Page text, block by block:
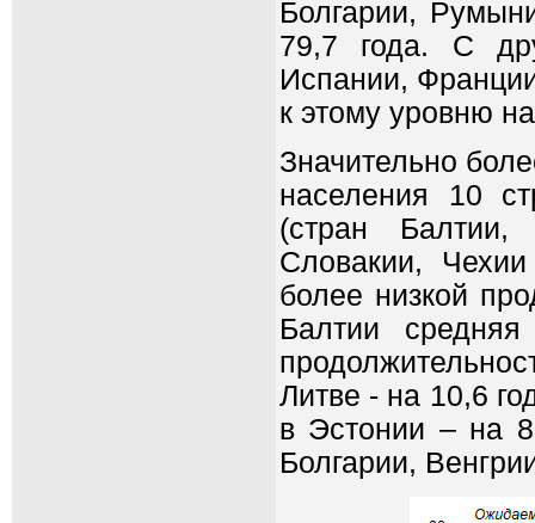
Болгарии,
79,7 года. С
Испании,
к этому уровню
Значительно
населения 10
(стран
Словакии,
более низкой
Балтии
Литве - на 10,6
в Эстонии – на
Болгарии,